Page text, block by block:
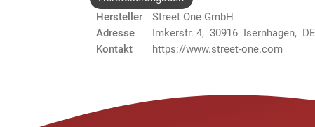
Hersteller
Street One GmbH
Adresse
Imkerstr. 4, 30916 Isernhagen, DE
Kontakt
https://www.street-one.com